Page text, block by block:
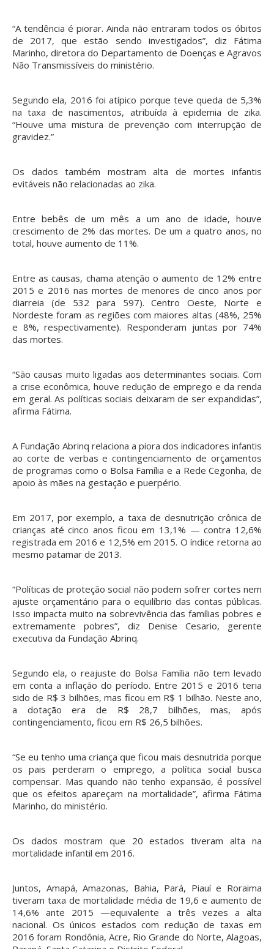
“A tendência é piorar. Ainda não entraram todos os óbitos
de 2017, que estão sendo investigados”, diz Fátima
Marinho, diretora do Departamento de Doenças e Agravos
Não Transmissíveis do ministério.
Segundo ela, 2016 foi atípico porque teve queda de 5,3%
na taxa de nascimentos, atribuída à epidemia de zika.
“Houve uma mistura de prevenção com interrupção de
gravidez.”
Os dados também mostram alta de mortes infantis
evitáveis não relacionadas ao zika.
Entre bebês de um mês a um ano de idade, houve
crescimento de 2% das mortes. De um a quatro anos, no
total, houve aumento de 11%.
Entre as causas, chama atenção o aumento de 12% entre
2015 e 2016 nas mortes de menores de cinco anos por
diarreia (de 532 para 597). Centro Oeste, Norte e
Nordeste foram as regiões com maiores altas (48%, 25%
e 8%, respectivamente). Responderam juntas por 74%
das mortes.
“São causas muito ligadas aos determinantes sociais. Com
a crise econômica, houve redução de emprego e da renda
em geral. As políticas sociais deixaram de ser expandidas”,
afirma Fátima.
A Fundação Abrinq relaciona a piora dos indicadores infantis
ao corte de verbas e contingenciamento de orçamentos
de programas como o Bolsa Família e a Rede Cegonha, de
apoio às mães na gestação e puerpério.
Em 2017, por exemplo, a taxa de desnutrição crônica de
crianças até cinco anos ficou em 13,1% — contra 12,6%
registrada em 2016 e 12,5% em 2015. O índice retorna ao
mesmo patamar de 2013.
“Políticas de proteção social não podem sofrer cortes nem
ajuste orçamentário para o equilíbrio das contas públicas.
Isso impacta muito na sobrevivência das famílias pobres e
extremamente pobres”, diz Denise Cesario, gerente
executiva da Fundação Abrinq.
Segundo ela, o reajuste do Bolsa Família não tem levado
em conta a inflação do período. Entre 2015 e 2016 teria
sido de R$ 3 bilhões, mas ficou em R$ 1 bilhão. Neste ano,
a dotação era de R$ 28,7 bilhões, mas, após
contingenciamento, ficou em R$ 26,5 bilhões.
“Se eu tenho uma criança que ficou mais desnutrida porque
os pais perderam o emprego, a política social busca
compensar. Mas quando não tenho expansão, é possível
que os efeitos apareçam na mortalidade”, afirma Fátima
Marinho, do ministério.
Os dados mostram que 20 estados tiveram alta na
mortalidade infantil em 2016.
Juntos, Amapá, Amazonas, Bahia, Pará, Piauí e Roraima
tiveram taxa de mortalidade média de 19,6 e aumento de
14,6% ante 2015 —equivalente a três vezes a alta
nacional. Os únicos estados com redução de taxas em
2016 foram Rondônia, Acre, Rio Grande do Norte, Alagoas,